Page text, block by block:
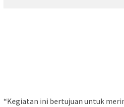
“Kegiatan ini bertujuan untuk